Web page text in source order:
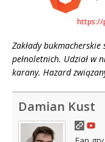
https://
Zakłady
pełnoletnich. Udział w
karany. Hazard
Damian Kust